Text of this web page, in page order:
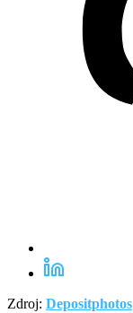
Zdroj: Depositphotos